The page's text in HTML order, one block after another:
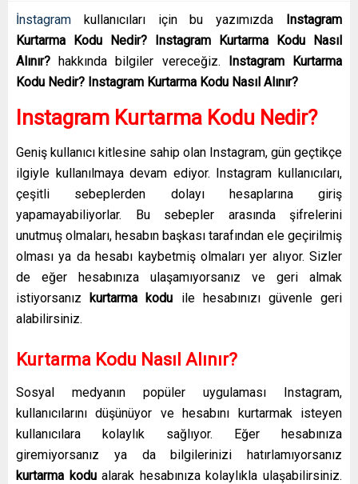
İnstagram kullanıcıları için bu yazımızda Instagram
Kurtarma Kodu Nedir? Instagram Kurtarma Kodu Nasıl
Alınır?hakkında bilgiler vereceğiz. Instagram Kurtarma
Kodu Nedir? Instagram Kurtarma Kodu Nasıl Alınır?
Instagram Kurtarma Kodu Nedir?
Geniş kullanıcı kitlesine sahip olan Instagram, gün geçtikçe
ilgiyle kullanılmaya devam ediyor. Instagram kullanıcıları,
çeşitli sebeplerden dolayı hesaplarına giriş
yapamayabiliyorlar. Bu sebepler arasında şifrelerini
unutmuş olmaları, hesabın başkası tarafından ele geçirilmiş
olması ya da hesabı kaybetmiş olmaları yer alıyor. Sizler
de eğer hesabınıza ulaşamıyorsanız ve geri almak
istiyorsanızkurtarma kodu ile hesabınızı güvenle geri
alabilirsiniz.
Kurtarma Kodu Nasıl Alınır?
Sosyal medyanın popüler uygulaması Instagram,
kullanıcılarını düşünüyor ve hesabını kurtarmak isteyen
kullanıcılara kolaylık sağlıyor. Eğer hesabınıza
giremiyorsanız ya da bilgilerinizi hatırlamıyorsanız
kurtarma kodualarak hesabınıza kolaylıkla ulaşabilirsiniz.